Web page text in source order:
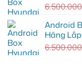
6.500.000
Android
Hãng
6.500.000